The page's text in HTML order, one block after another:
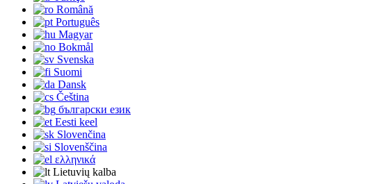
Română
Português
Magyar
Bokmål
Svenska
Suomi
Dansk
Čeština
български език
Eesti keel
Slovenčina
Slovenščina
ελληνικά
Lietuvių kalba